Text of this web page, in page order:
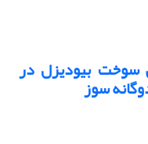
سوخت بیودیزل در
سوز